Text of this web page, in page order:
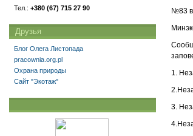
№83
1.
3.
Тел.: +380 (67) 715 27 90
Друзья
Блог Олега Листопада
pracownia.org.pl
Охрана природы
Сайт "Экотаж"